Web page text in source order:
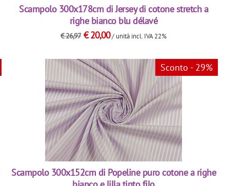
Scampolo 300x178cm di Jersey di cotone stretch a
righe bianco blu délavé
€26,97 €20,00/ unità incl. IVA 22%
Sconto - 29%
Scampolo 300x152cm di Popeline puro cotone a righe